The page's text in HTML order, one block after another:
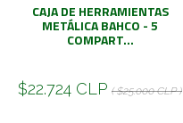
CAJA DE HERRAMIENTAS
METÁLICA BAHCO - 5
COMPART...
$22.724 CLP ( $25.000 CLP )